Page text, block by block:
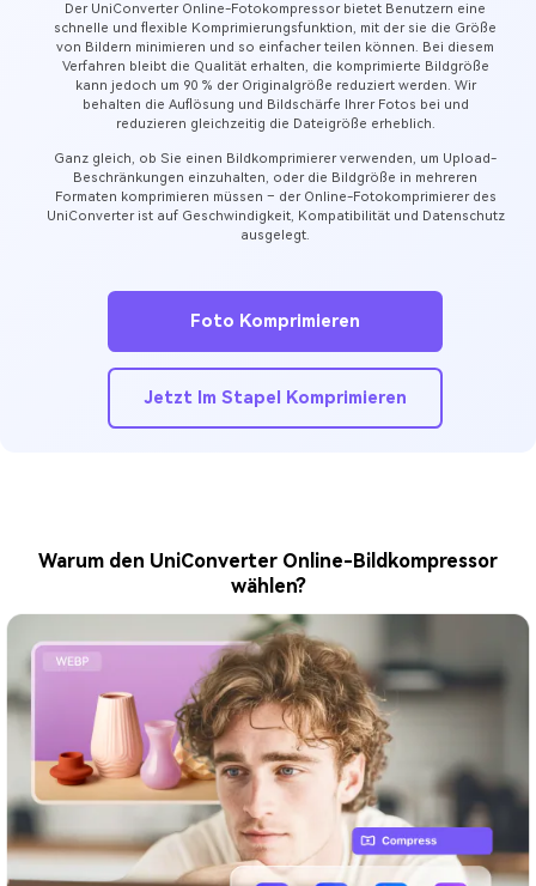
Der UniConverter Online-Fotokompressor bietet Benutzern eine
schnelle und flexible Komprimierungsfunktion, mit der sie die Größe
von Bildern minimieren und so einfacher teilen können. Bei diesem
Verfahren bleibt die Qualität erhalten, die komprimierte Bildgröße
kann jedoch um 90 % der Originalgröße reduziert werden. Wir
behalten die Auflösung und Bildschärfe Ihrer Fotos bei und
reduzieren gleichzeitig die Dateigröße erheblich.
Ganz gleich, ob Sie einen Bildkomprimierer verwenden, um Upload-
Beschränkungen einzuhalten, oder die Bildgröße in mehreren
Formaten komprimieren müssen – der Online-Fotokomprimierer des
UniConverter ist auf Geschwindigkeit, Kompatibilität und Datenschutz
ausgelegt.
Foto Komprimieren
Jetzt Im Stapel Komprimieren
Warum den UniConverter Online-Bildkompressor
wählen?